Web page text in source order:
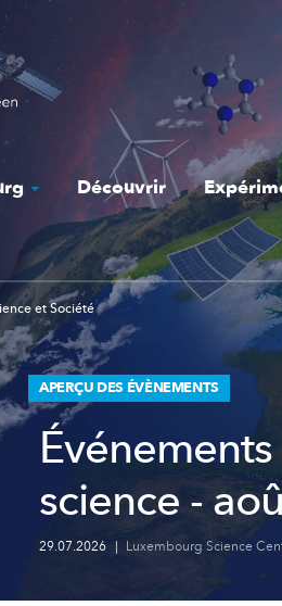
Découvrir
et Société
APERÇU DES ÉVÈNEMENTS
science -
29.07.2026 | Luxembourg Science